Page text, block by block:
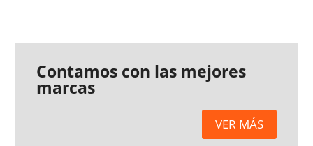
Contamos con las mejores
marcas
VER MÁS